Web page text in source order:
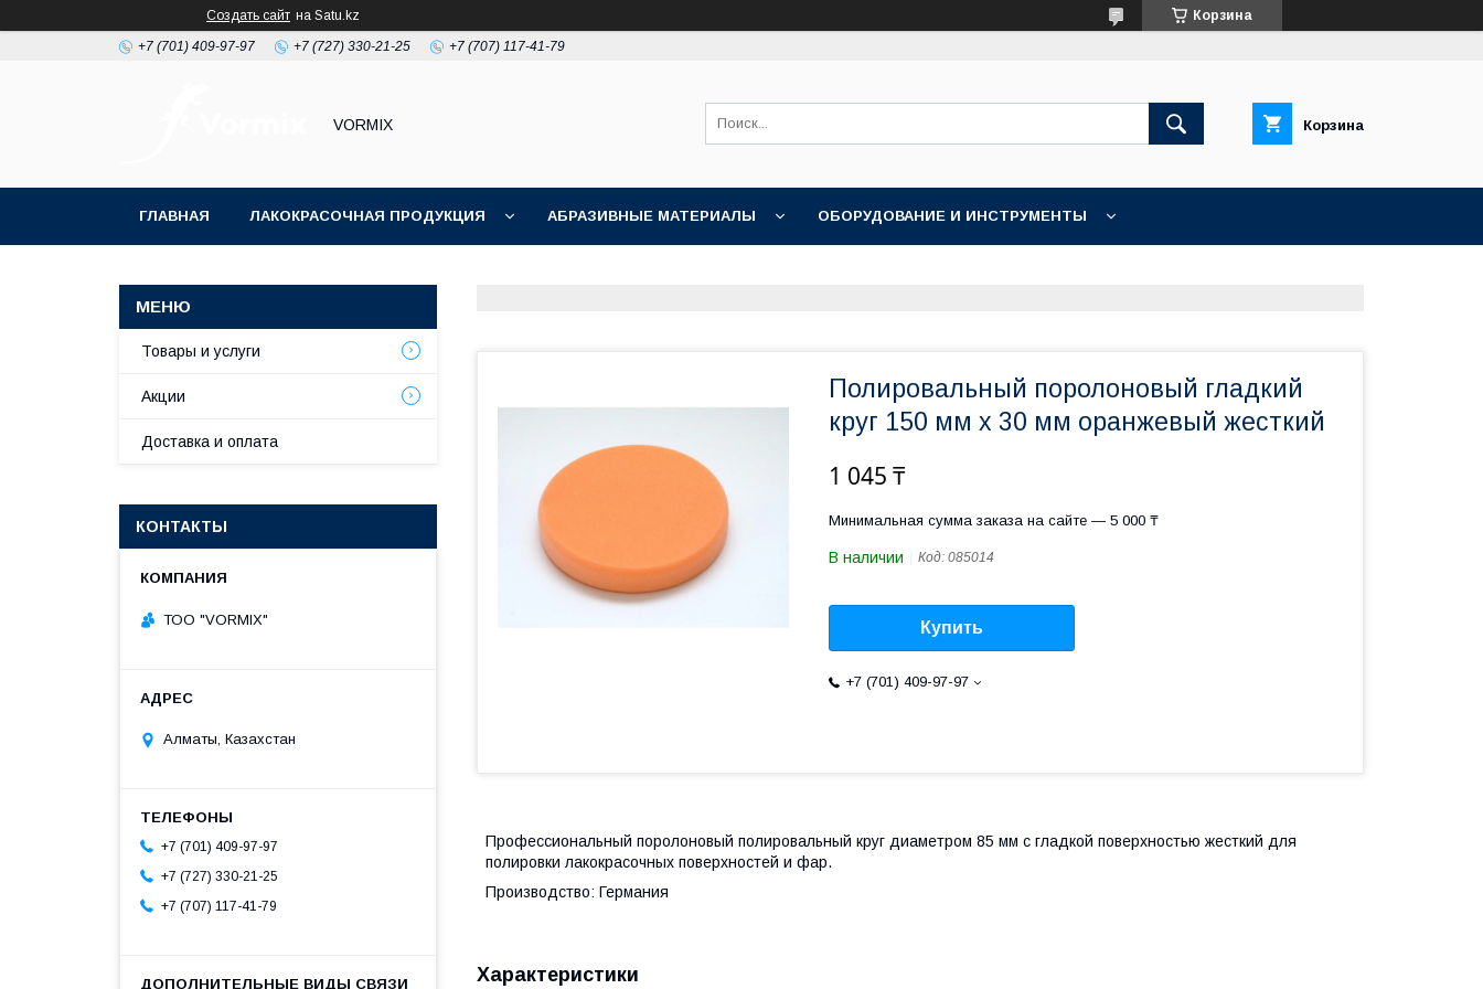
Создать сайт на Satu.kz Корзина
+7 (701) 409-97-97 +7 (727) 330-21-25 +7 (707) 117-41-79
VORMIX Корзина
ГЛАВНАЯ ЛАКОКРАСОЧНАЯ ПРОДУКЦИЯ АБРАЗИВНЫЕ МАТЕРИАЛЫ ОБОРУДОВАНИЕ И ИНСТРУМЕНТЫ
Полировальный поролоновый гладкий
круг 150 мм x 30 мм оранжевый жесткий
1 045 ₸
Минимальная сумма заказа на сайте — 5 000 ₸
В наличии Код: 085014
Купить
+7 (701) 409-97-97
Профессиональный поролоновый полировальный круг диаметром 85 мм с гладкой поверхностью жесткий для
полировки лакокрасочных поверхностей и фар.
Производство: Германия
Характеристики
Товары и услуги
Акции
Доставка и оплата
КОНТАКТЫ
ТОО "VORMIX"
Алматы, Казахстан
+7 (701) 409-97-97
+7 (727) 330-21-25
+7 (707) 117-41-79